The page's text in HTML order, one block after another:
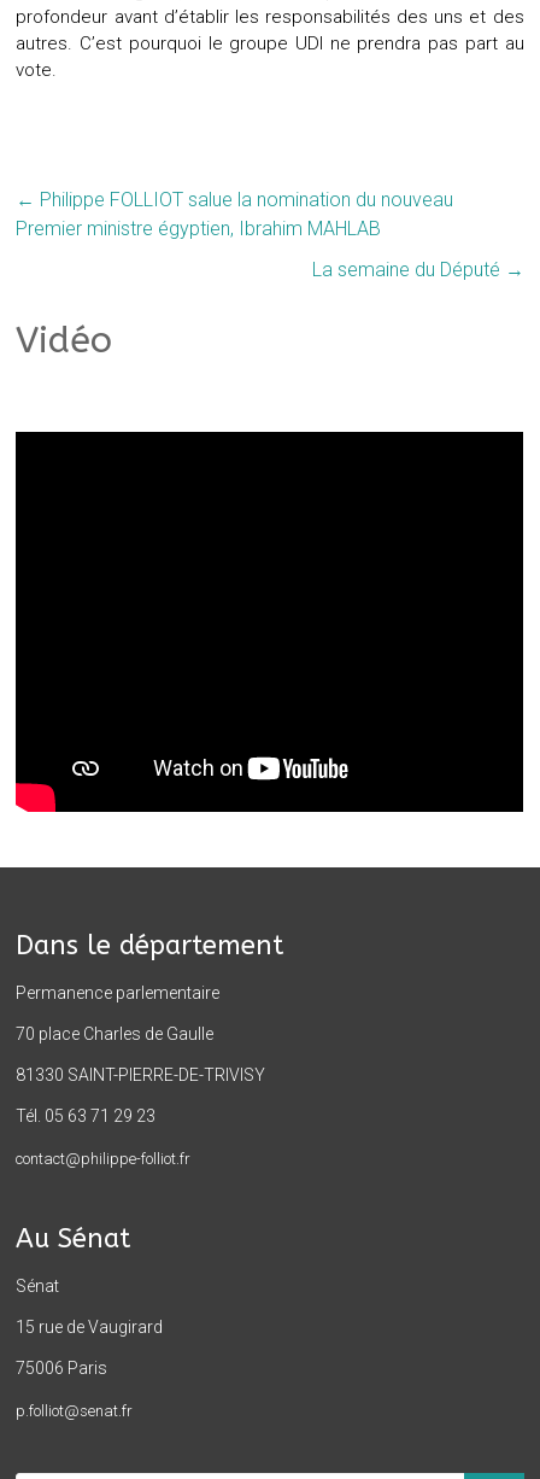
profondeur avant d’établir les responsabilités des uns et des
autres. C’est pourquoi le groupe UDI ne prendra pas part au
vote.
← Philippe FOLLIOT salue la nomination du nouveau
Premier ministre égyptien, Ibrahim MAHLAB
La semaine du Député →
Vidéo
Dans le département
Permanence parlementaire
70 place Charles de Gaulle
81330 SAINT-PIERRE-DE-TRIVISY
Tél. 05 63 71 29 23
contact@philippe-folliot.fr
Au Sénat
Sénat
15 rue de Vaugirard
75006 Paris
p.folliot@senat.fr